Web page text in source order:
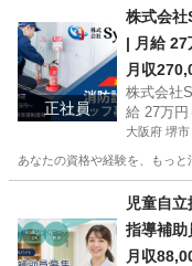
保育士
正社員
株式会社
| 月給 27
月収
株式会社
給 27万円
大阪府 堺市
あなたの資格や経験を、もっ
メンテナン
児童自
指導補助
格や経験
月収